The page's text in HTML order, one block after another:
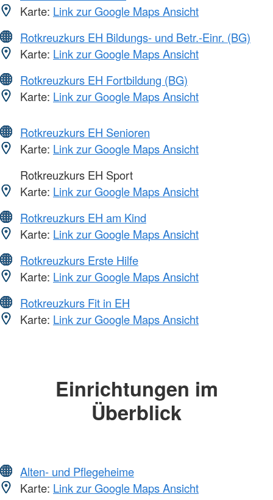
Karte: Link zur Google Maps Ansicht
Rotkreuzkurs EH Bildungs- und Betr.-Einr. (BG)
Karte: Link zur Google Maps Ansicht
Rotkreuzkurs EH Fortbildung (BG)
Karte: Link zur Google Maps Ansicht
Rotkreuzkurs EH Senioren
Karte: Link zur Google Maps Ansicht
Rotkreuzkurs EH Sport
Karte: Link zur Google Maps Ansicht
Rotkreuzkurs EH am Kind
Karte: Link zur Google Maps Ansicht
Rotkreuzkurs Erste Hilfe
Karte: Link zur Google Maps Ansicht
Rotkreuzkurs Fit in EH
Karte: Link zur Google Maps Ansicht
Einrichtungen im
Überblick
Alten- und Pflegeheime
Karte: Link zur Google Maps Ansicht